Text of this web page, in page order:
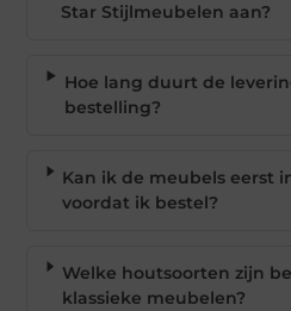
Star Stijlmeubelen aan?
Hoe lang duurt de
bestelling?
Kan ik de meubels eerst
voordat ik bestel?
Welke houtsoorten zijn
klassieke meubelen?